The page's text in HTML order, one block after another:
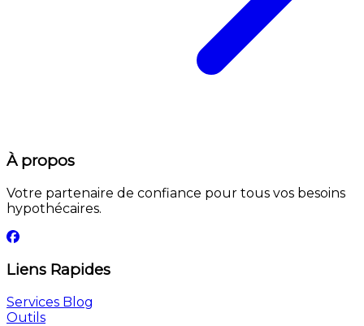
À propos
Votre partenaire de confiance pour tous vos besoins
hypothécaires.
Liens Rapides
Services Blog
Outils